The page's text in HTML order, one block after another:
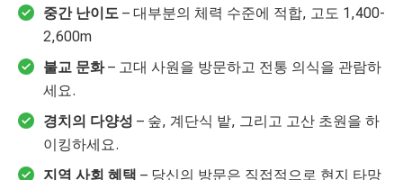
중간 난이도 – 대부분의 체력 수준에 적합, 고도 1,400-
2,600m
불교 문화– 고대 사원을 방문하고 전통 의식을 관람하
세요.
경치의 다양성 – 숲, 계단식 밭, 그리고 고산 초원을 하
이킹하세요.
지역 사회 혜택 – 당신의 방문은 직접적으로 현지 타망